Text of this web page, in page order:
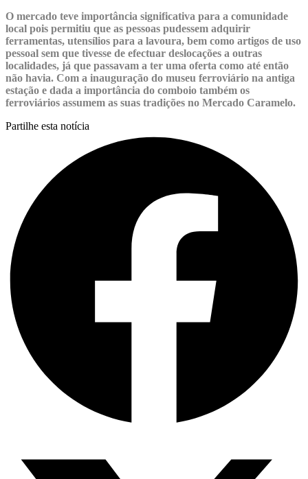
O mercado teve importância significativa para a comunidade
local pois permitiu que as pessoas pudessem adquirir
ferramentas, utensílios para a lavoura, bem como artigos de uso
pessoal sem que tivesse de efectuar deslocações a outras
localidades, já que passavam a ter uma oferta como até então
não havia. Com a inauguração do museu ferroviário na antiga
estação e dada a importância do comboio também os
ferroviários assumem as suas tradições no Mercado Caramelo.
Partilhe esta notícia